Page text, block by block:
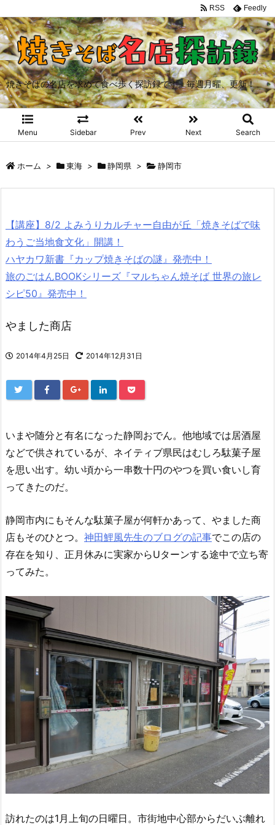
焼きそばの名店を求めて食べ歩く探訪録です。毎週月曜、更新！
Menu Sidebar Prev Next Search
RSS Feedly
ホーム > 東海 > 静岡県 > 静岡市
【講座】8/2 よみうりカルチャー自由が丘「焼きそばで味
わうご当地食文化」開講！
ハヤカワ新書『カップ焼きそばの謎』発売中！
旅のごはんBOOKシリーズ『マルちゃん焼そば 世界の旅レ
シピ50』発売中！
やました商店
2014年4月25日 2014年12月31日
いまや随分と有名になった静岡おでん。他地域では居酒屋
などで供されているが、ネイティブ県民はむしろ駄菓子屋
を思い出す。幼い頃から一串数十円のやつを買い食いし育
ってきたのだ。
静岡市内にもそんな駄菓子屋が何軒かあって、やました商
店もそのひとつ。 神田鯉風先生のブログの記事でこの店の
存在を知り、正月休みに実家からUターンする途中で立ち寄
ってみた。
訪れたのは1月上旬の日曜日。市街地中心部からだいぶ離れ